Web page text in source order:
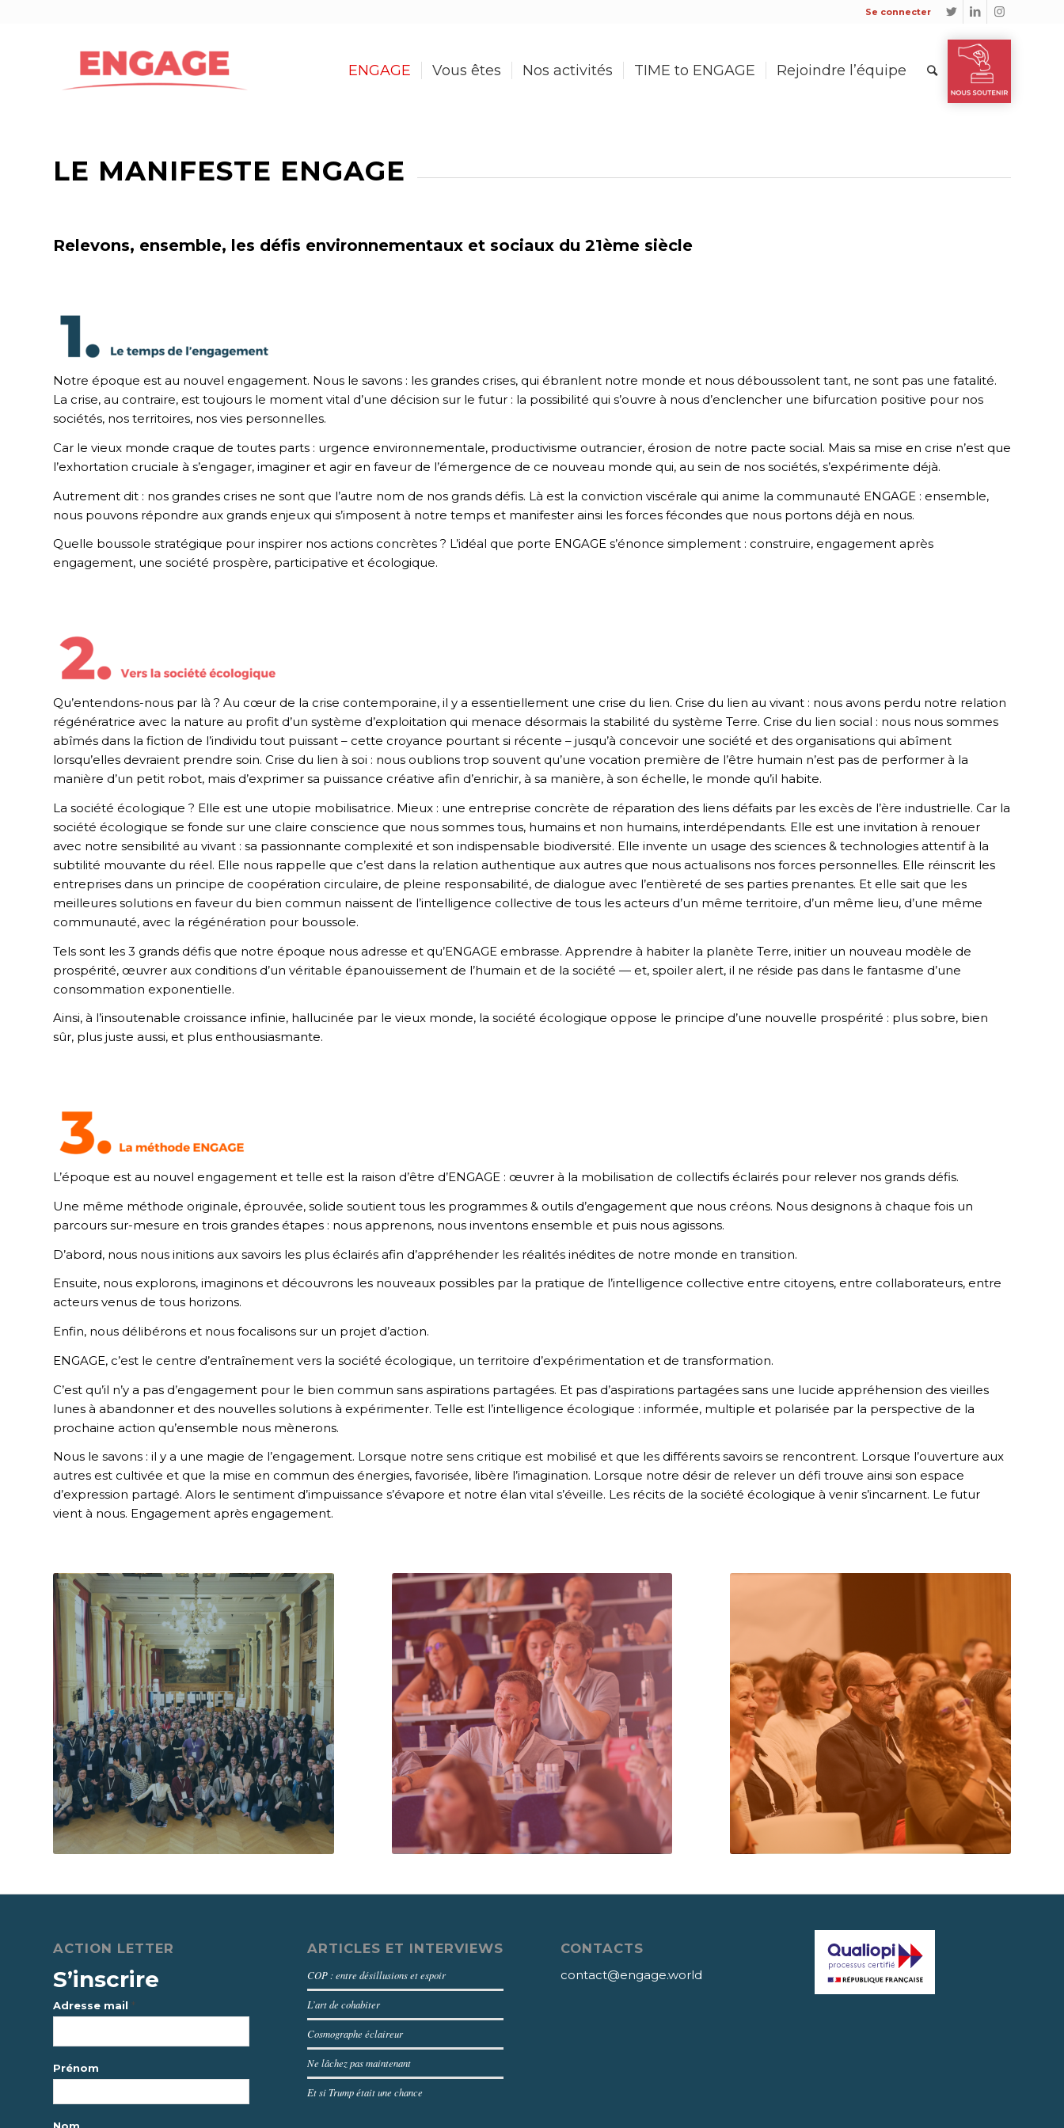
Se connecter
ENGAGE Vous êtes Nos activités TIME to ENGAGE Rejoindre l’équipe
LE MANIFESTE ENGAGE
Relevons, ensemble, les défis environnementaux et sociaux du 21ème siècle
Notre époque est au nouvel engagement. Nous le savons : les grandes crises, qui ébranlent notre monde et nous déboussolent tant, ne sont pas une fatalité.
La crise, au contraire, est toujours le moment vital d’une décision sur le futur : la possibilité qui s’ouvre à nous d’enclencher une bifurcation positive pour nos
sociétés, nos territoires, nos vies personnelles.
Car le vieux monde craque de toutes parts : urgence environnementale, productivisme outrancier, érosion de notre pacte social. Mais sa mise en crise n’est que
l’exhortation cruciale à s’engager, imaginer et agir en faveur de l’émergence de ce nouveau monde qui, au sein de nos sociétés, s’expérimente déjà.
Autrement dit : nos grandes crises ne sont que l’autre nom de nos grands défis. Là est la conviction viscérale qui anime la communauté ENGAGE : ensemble,
nous pouvons répondre aux grands enjeux qui s’imposent à notre temps et manifester ainsi les forces fécondes que nous portons déjà en nous.
Quelle boussole stratégique pour inspirer nos actions concrètes ? L’idéal que porte ENGAGE s’énonce simplement : construire, engagement après
engagement, une société prospère, participative et écologique.
Qu’entendons-nous par là ? Au cœur de la crise contemporaine, il y a essentiellement une crise du lien. Crise du lien au vivant : nous avons perdu notre relation
régénératrice avec la nature au profit d’un système d’exploitation qui menace désormais la stabilité du système Terre. Crise du lien social : nous nous sommes
abîmés dans la fiction de l’individu tout puissant – cette croyance pourtant si récente – jusqu’à concevoir une société et des organisations qui abîment
lorsqu’elles devraient prendre soin. Crise du lien à soi : nous oublions trop souvent qu’une vocation première de l’être humain n’est pas de performer à la
manière d’un petit robot, mais d’exprimer sa puissance créative afin d’enrichir, à sa manière, à son échelle, le monde qu’il habite.
La société écologique ? Elle est une utopie mobilisatrice. Mieux : une entreprise concrète de réparation des liens défaits par les excès de l’ère industrielle. Car la
société écologique se fonde sur une claire conscience que nous sommes tous, humains et non humains, interdépendants. Elle est une invitation à renouer
avec notre sensibilité au vivant : sa passionnante complexité et son indispensable biodiversité. Elle invente un usage des sciences & technologies attentif à la
subtilité mouvante du réel. Elle nous rappelle que c’est dans la relation authentique aux autres que nous actualisons nos forces personnelles. Elle réinscrit les
entreprises dans un principe de coopération circulaire, de pleine responsabilité, de dialogue avec l’entièreté de ses parties prenantes. Et elle sait que les
meilleures solutions en faveur du bien commun naissent de l’intelligence collective de tous les acteurs d’un même territoire, d’un même lieu, d’une même
communauté, avec la régénération pour boussole.
Tels sont les 3 grands défis que notre époque nous adresse et qu’ENGAGE embrasse. Apprendre à habiter la planète Terre, initier un nouveau modèle de
prospérité, œuvrer aux conditions d’un véritable épanouissement de l’humain et de la société — et, spoiler alert, il ne réside pas dans le fantasme d’une
consommation exponentielle.
Ainsi, à l’insoutenable croissance infinie, hallucinée par le vieux monde, la société écologique oppose le principe d’une nouvelle prospérité : plus sobre, bien
sûr, plus juste aussi, et plus enthousiasmante.
L’époque est au nouvel engagement et telle est la raison d’être d’ENGAGE : œuvrer à la mobilisation de collectifs éclairés pour relever nos grands défis.
Une même méthode originale, éprouvée, solide soutient tous les programmes & outils d’engagement que nous créons. Nous designons à chaque fois un
parcours sur-mesure en trois grandes étapes : nous apprenons, nous inventons ensemble et puis nous agissons.
D’abord, nous nous initions aux savoirs les plus éclairés afin d’appréhender les réalités inédites de notre monde en transition.
Ensuite, nous explorons, imaginons et découvrons les nouveaux possibles par la pratique de l’intelligence collective entre citoyens, entre collaborateurs, entre
acteurs venus de tous horizons.
Enfin, nous délibérons et nous focalisons sur un projet d’action.
ENGAGE, c’est le centre d’entraînement vers la société écologique, un territoire d’expérimentation et de transformation.
C’est qu’il n’y a pas d’engagement pour le bien commun sans aspirations partagées. Et pas d’aspirations partagées sans une lucide appréhension des vieilles
lunes à abandonner et des nouvelles solutions à expérimenter. Telle est l’intelligence écologique : informée, multiple et polarisée par la perspective de la
prochaine action qu’ensemble nous mènerons.
Nous le savons : il y a une magie de l’engagement. Lorsque notre sens critique est mobilisé et que les différents savoirs se rencontrent. Lorsque l’ouverture aux
autres est cultivée et que la mise en commun des énergies, favorisée, libère l’imagination. Lorsque notre désir de relever un défi trouve ainsi son espace
d’expression partagé. Alors le sentiment d’impuissance s’évapore et notre élan vital s’éveille. Les récits de la société écologique à venir s’incarnent. Le futur
vient à nous. Engagement après engagement.
ACTION LETTER
S’inscrire
Adresse mail *
Prénom
ARTICLES ET INTERVIEWS
COP : entre désillusions et espoir
L’art de cohabiter
Cosmographe éclaireur
Ne lâchez pas maintenant
Et si Trump était une chance
CONTACTS
contact@engage.world